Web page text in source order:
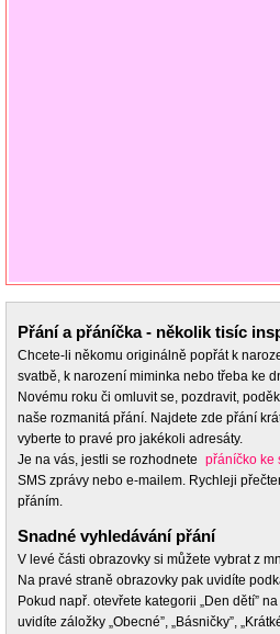
Přání a přáníčka - několik tisíc
Chcete-li někomu originálně popřát k
svatbě, k narození miminka nebo třeba ke
Novému roku či omluvit se, pozdravit,
naše rozmanitá přání. Najdete zde přání
vyberte to pravé pro jakékoli adresáty.
Je na vás, jestli se rozhodnete přáníčko ke
SMS zprávy nebo e-mailem. Rychleji
přáním.
Snadné vyhledávání přání
V levé části obrazovky si můžete vybrat z
Na pravé straně obrazovky pak uvidíte
Pokud např. otevřete kategorii „Den dětí”
uvidíte záložky „Obecné”, „Básničky”,